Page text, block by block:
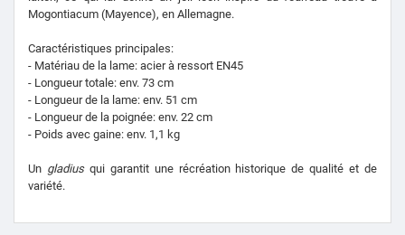
Mogontiacum (Mayence), en Allemagne.
Caractéristiques principales:
- Matériau de la lame: acier à ressort EN45
- Longueur totale: env. 73 cm
- Longueur de la lame: env. 51 cm
- Longueur de la poignée: env. 22 cm
- Poids avec gaine: env. 1,1 kg
Un gladiusqui garantit une récréation historique de qualité et de
variété.